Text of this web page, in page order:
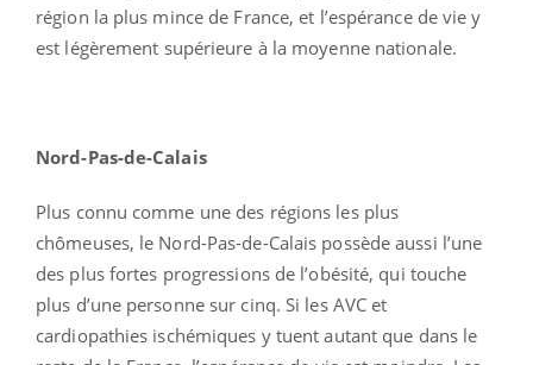
région la plus mince de France, et l’espérance de vie y
est légèrement supérieure à la moyenne nationale.
Nord-Pas-de-Calais
Plus connu comme une des régions les plus
chômeuses, le Nord-Pas-de-Calais possède aussi l’une
des plus fortes progressions de l’obésité, qui touche
plus d’une personne sur cinq. Si les AVC et
cardiopathies ischémiques y tuent autant que dans le